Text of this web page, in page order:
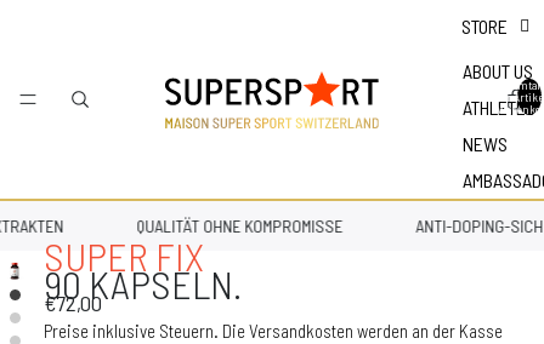
STORE
ABOUT US
ATHLETES
NEWS
der
QUALITÄT OHNE KOMPROMISSE ANTI-DOPING-
SUPER FIX
90 KAPSELN.
€72,00
Preise inklusive Steuern. Die Versandkosten werden an der Kasse